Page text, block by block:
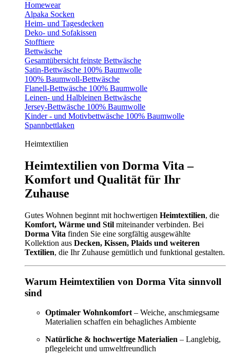
Homewear
Alpaka Socken
Heim- und Tagesdecken
Deko- und Sofakissen
Stofftiere
Bettwäsche
Gesamtübersicht feinste Bettwäsche
Satin-Bettwäsche 100% Baumwolle
100% Baumwoll-Bettwäsche
Flanell-Bettwäsche 100% Baumwolle
Leinen- und Halbleinen Bettwäsche
Jersey-Bettwäsche 100% Baumwolle
Kinder - und Motivbettwäsche 100% Baumwolle
Spannbettlaken
Heimtextilien
Heimtextilien von Dorma Vita –
Komfort und Qualität für Ihr
Zuhause
Gutes Wohnen beginnt mit hochwertigen Heimtextilien, die
Komfort, Wärme und Stil miteinander verbinden. Bei
Dorma Vita finden Sie eine sorgfältig ausgewählte
Kollektion aus Decken, Kissen, Plaids und weiteren
Textilien, die Ihr Zuhause gemütlich und funktional gestalten.
Warum Heimtextilien von Dorma Vita sinnvoll
sind
Optimaler Wohnkomfort – Weiche, anschmiegsame
Materialien schaffen ein behagliches Ambiente
Natürliche & hochwertige Materialien – Langlebig,
pflegeleicht und umweltfreundlich